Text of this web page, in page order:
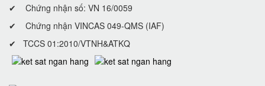
✔ Chứng nhận số: VN 16/0059
✔ Chứng nhận VINCAS 049-QMS (IAF)
✔ TCCS 01:2010/VTNH&ATKQ